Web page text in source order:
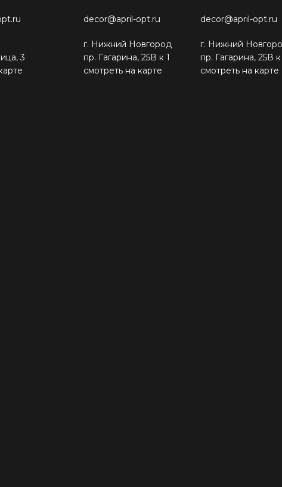
3
decor@april-opt.ru
г. Нижний Новгород
пр. Гагарина, 25В к 1
смотреть на карте
decor@april-opt.ru
г. Нижний
пр. Гагарина, 25В к
смотреть на карте